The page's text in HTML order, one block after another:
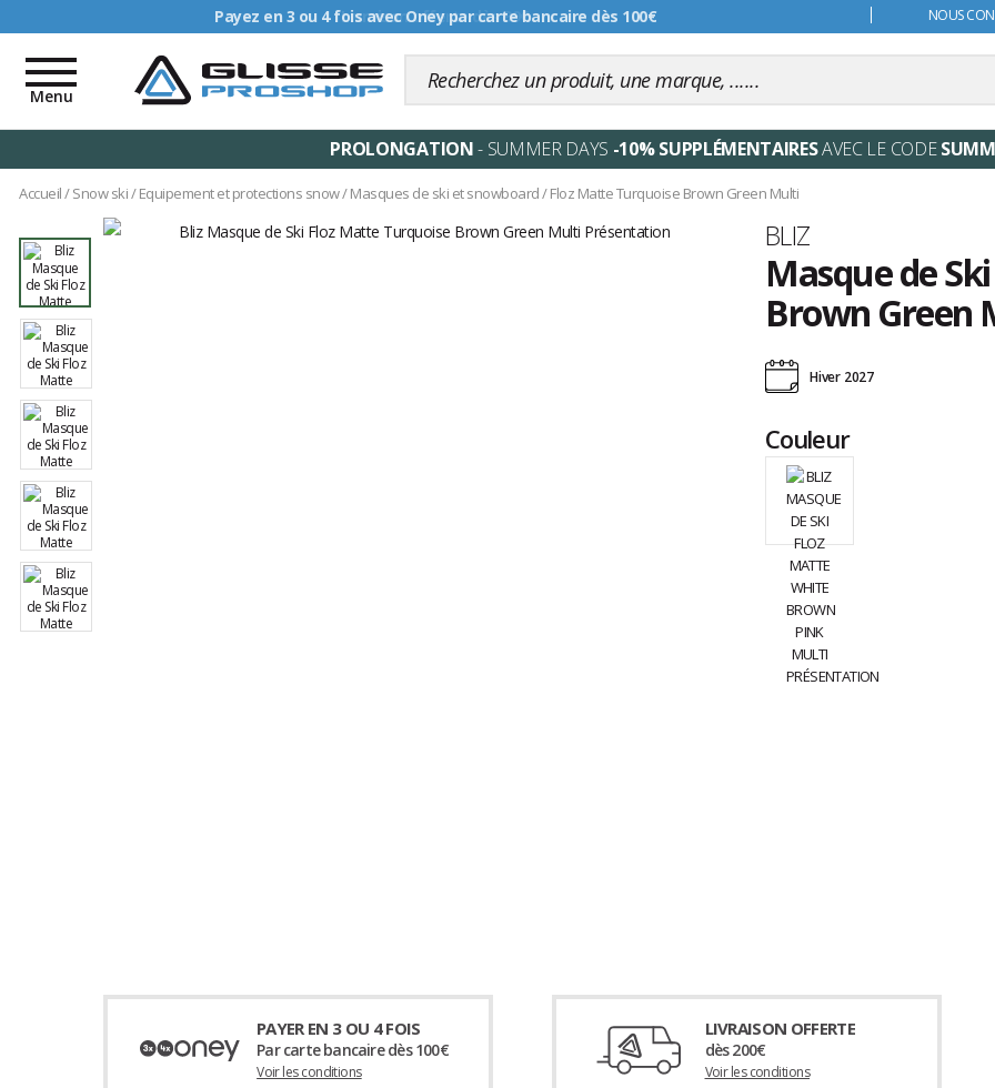
Livraison offerte dès 99€ NOUS
Toggle
navigation
Menu
PROLONGATION- SUMMER DAYS -10% SUPPLÉMENTAIRESAVEC LE CODE
Accueil/Snow ski/Equipement et protections snow/Masques de ski et snowboard/Floz Matte Turquoise Brown Green Multi
Marque
BLIZ
Masque de
Brown Green
avis
clientsHiver 2027
Couleur
PAYER EN 3 OU 4 FOIS
Par carte bancaire dès 100€
Voir les conditions
LIVRAISON OFFERTE
dès 200€
Voir les conditions